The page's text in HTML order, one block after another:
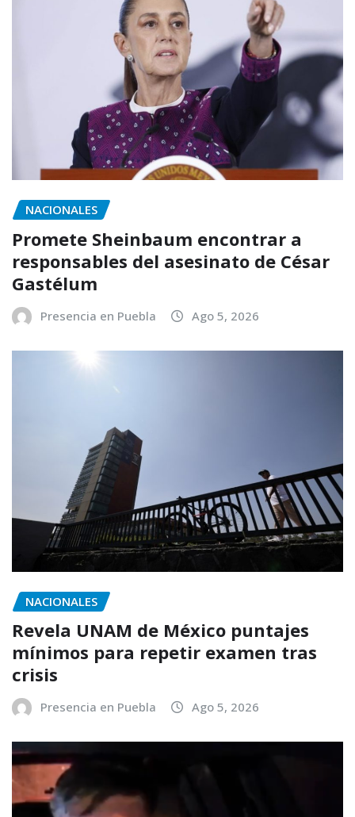
NACIONALES
Promete Sheinbaum encontrar a
responsables del asesinato de César
Gastélum
Presencia en Puebla Ago 5, 2026
NACIONALES
Revela UNAM de México puntajes
mínimos para repetir examen tras
crisis
Presencia en Puebla Ago 5, 2026